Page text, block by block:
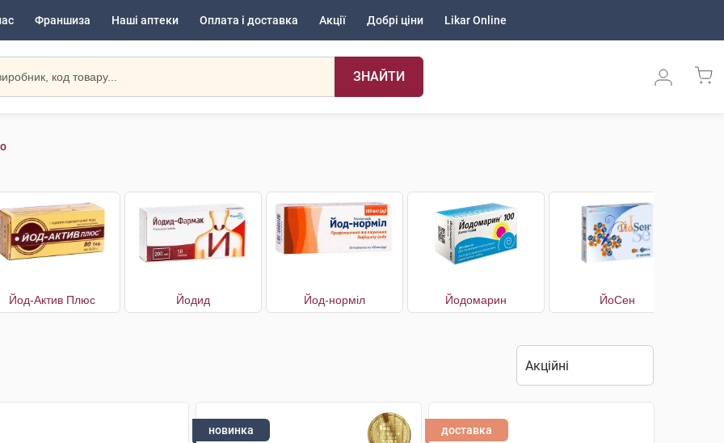
Франшиза Наші аптеки Оплата і доставка Акції Добрі ціни Likar Online
ЗНАЙТИ
Йод-Актив Плюс Йодид Йод-норміл Йодомарин ЙоСен
новинка доставка